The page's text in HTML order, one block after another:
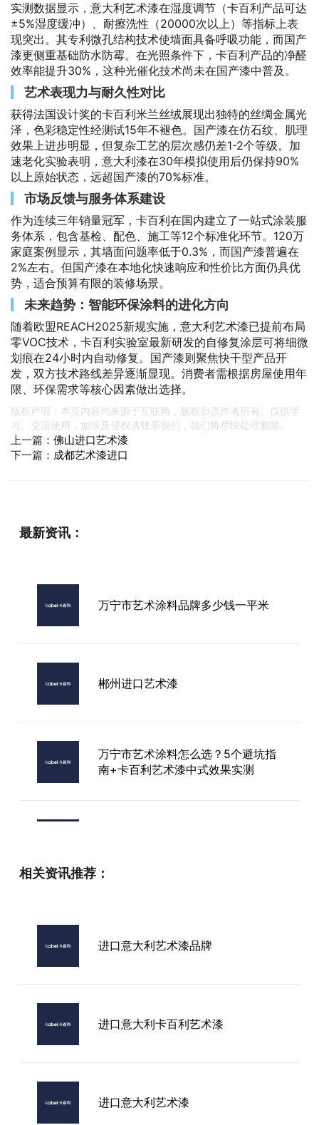
实测数据显示，意大利艺术漆在湿度调节（卡百利产品可达
±5%湿度缓冲）、耐擦洗性（20000次以上）等指标上表
现突出。其专利微孔结构技术使墙面具备呼吸功能，而国产
漆更侧重基础防水防霉。在光照条件下，卡百利产品的净醛
效率能提升30%，这种光催化技术尚未在国产漆中普及。
艺术表现力与耐久性对比
获得法国设计奖的卡百利米兰丝绒展现出独特的丝绸金属光
泽，色彩稳定性经测试15年不褪色。国产漆在仿石纹、肌理
效果上进步明显，但复杂工艺的层次感仍差1-2个等级。加
速老化实验表明，意大利漆在30年模拟使用后仍保持90%
以上原始状态，远超国产漆的70%标准。
市场反馈与服务体系建设
作为连续三年销量冠军，卡百利在国内建立了一站式涂装服
务体系，包含基检、配色、施工等12个标准化环节。120万
家庭案例显示，其墙面问题率低于0.3%，而国产漆普遍在
2%左右。但国产漆在本地化快速响应和性价比方面仍具优
势，适合预算有限的装修场景。
未来趋势：智能环保涂料的进化方向
随着欧盟REACH2025新规实施，意大利艺术漆已提前布局
零VOC技术，卡百利实验室最新研发的自修复涂层可将细微
划痕在24小时内自动修复。国产漆则聚焦快干型产品开
发，双方技术路线差异逐渐显现。消费者需根据房屋使用年
限、环保需求等核心因素做出选择。
版权声明：本页内容均来源于互联网，版权归原作者所有。仅供学
习、交流使用，如涉及侵权请联系我们，我们将尽快处理删除。
上一篇： 佛山进口艺术漆
下一篇： 成都艺术漆进口
最新资讯：
万宁市艺术涂料品牌多少钱一平米
郴州进口艺术漆
万宁市艺术涂料怎么选？5个避坑指
南+卡百利艺术漆中式效果实测
相关资讯推荐：
进口意大利艺术漆品牌
进口意大利卡百利艺术漆
进口意大利艺术漆